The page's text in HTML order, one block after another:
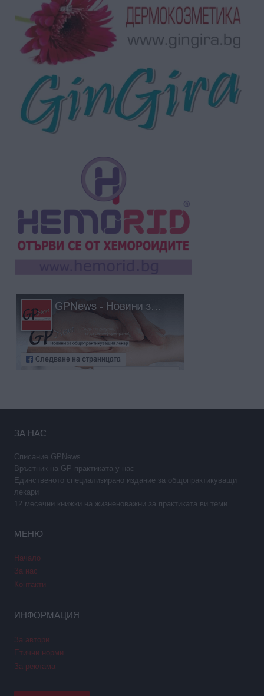
ЗА НАС
Списание GPNews
Връстник на GP практиката у нас
Единственото специализирано издание за общопрактикуващи
лекари
12 месечни книжки на жизненоважни за практиката ви теми
МЕНЮ
Начало
За нас
Контакти
ИНФОРМАЦИЯ
За автори
Етични норми
За реклама